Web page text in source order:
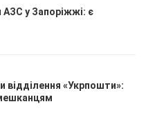
АЗС у Запоріжжі: є
відділення «Укрпошти»: